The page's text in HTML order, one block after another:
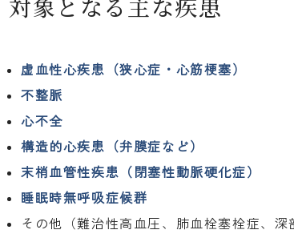
対象となる主な疾患
虚血性心疾患（狭心症・心筋梗塞）
不整脈
心不全
構造的心疾患（弁膜症など）
末梢血管性疾患（閉塞性動脈硬化症）
睡眠時無呼吸症候群
その他（難治性高血圧、肺血栓塞栓症、深